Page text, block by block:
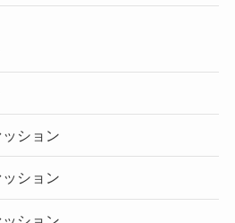
ション
ション